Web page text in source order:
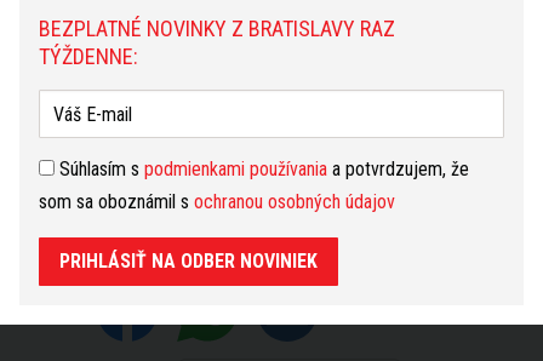
Viac k témam:
únie (KÚ)
Zdroj: SITA.sk –
konzervatívny blok bez progresívcov. Šipoš na rovinu, či
by sa pridali aj matovičovci – VIDEO© SITA Všetky práva
vyhradené.
BEZPLATNÉ NOVINKY Z BRATISLAVY RAZ
TÝŽDENNE:
Súhlasím s podmienkami používania a potvrdzujem, že
som sa oboznámil s ochranou osobných údajov
PRIHLÁSIŤ NA ODBER NOVINIEK